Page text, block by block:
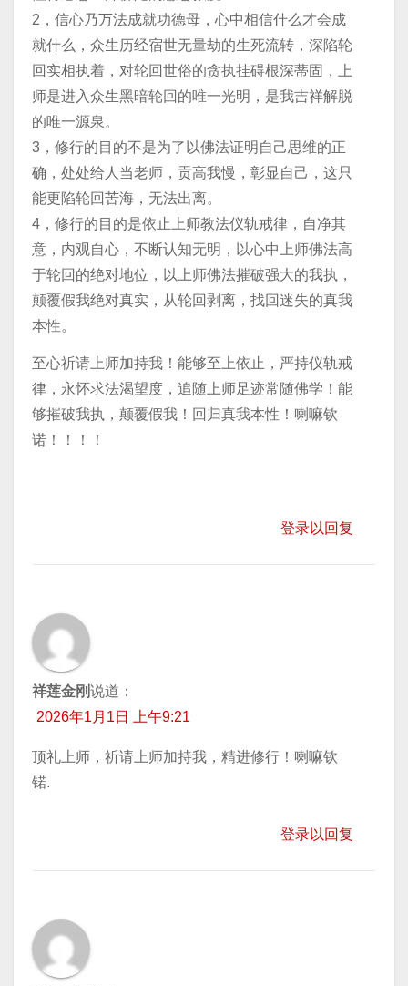
2，信心乃万法成就功德母，心中相信什么才会成
就什么，众生历经宿世无量劫的生死流转，深陷轮
回实相执着，对轮回世俗的贪执挂碍根深蒂固，上
师是进入众生黑暗轮回的唯一光明，是我吉祥解脱
的唯一源泉。
3，修行的目的不是为了以佛法证明自己思维的正
确，处处给人当老师，贡高我慢，彰显自己，这只
能更陷轮回苦海，无法出离。
4，修行的目的是依止上师教法仪轨戒律，自净其
意，内观自心，不断认知无明，以心中上师佛法高
于轮回的绝对地位，以上师佛法摧破强大的我执，
颠覆假我绝对真实，从轮回剥离，找回迷失的真我
本性。
至心祈请上师加持我！能够至上依止，严持仪轨戒
律，永怀求法渴望度，追随上师足迹常随佛学！能
够摧破我执，颠覆假我！回归真我本性！喇嘛钦
诺！！！！
登录以回复
祥莲金刚说道：
2026年1月1日 上午9:21
顶礼上师，祈请上师加持我，精进修行！喇嘛钦
锘.
登录以回复